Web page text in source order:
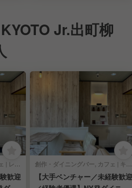
Jr.出町柳
創作・ダイニングバー, カフェ | レストランサービス・ホールスタッフ
歓迎
創作・ダイニングバー, カフェ | キッチンスタッフ
【大手ベンチャー／未経験歓迎